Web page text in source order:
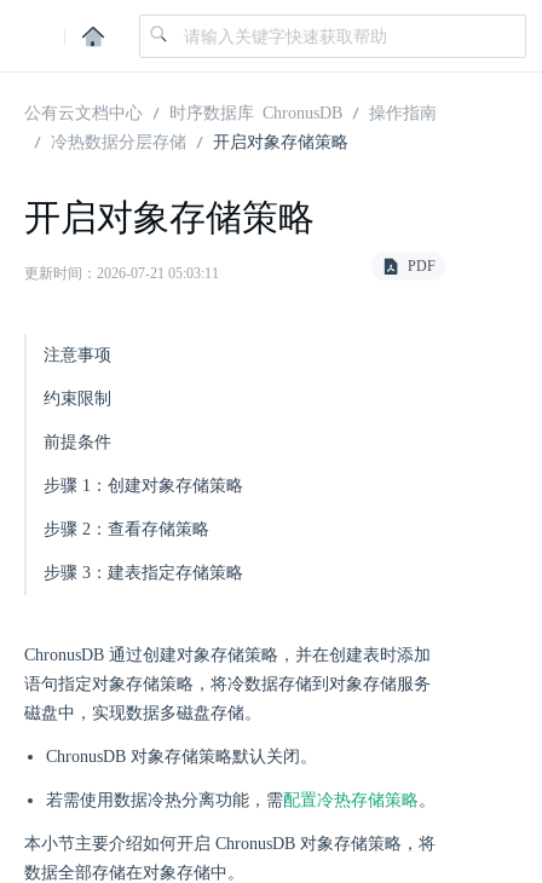
|
公有云文档中心 时序数据库 ChronusDB
操作指南
冷热数据分层存储
开启对象存储策略
开启对象存储策略
更新时间：2026-07-21 05:03:11 PDF
注意事项
约束限制
前提条件
步骤 1：创建对象存储策略
步骤 2：查看存储策略
步骤 3：建表指定存储策略
ChronusDB 通过创建对象存储策略，并在创建表时添加
语句指定对象存储策略，将冷数据存储到对象存储服务
磁盘中，实现数据多磁盘存储。
ChronusDB 对象存储策略默认关闭。
若需使用数据冷热分离功能，需配置冷热存储策略。
本小节主要介绍如何开启 ChronusDB 对象存储策略，将
数据全部存储在对象存储中。